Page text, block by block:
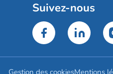
Suivez-nous
Gestion des cookiesMentions